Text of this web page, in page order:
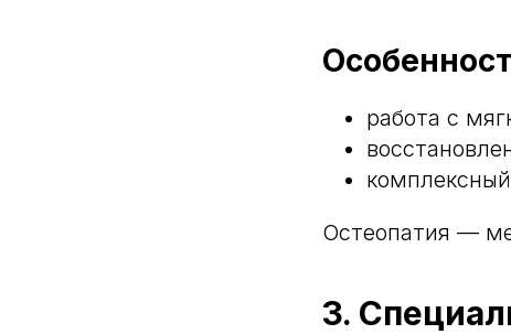
работа с
Остеопатия —
3.